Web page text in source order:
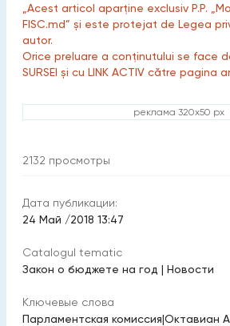
„Acest articol aparține exclusiv P.P.
FISC.md” și este protejat de Legea
autor.
Orice preluare a conținutului se face
SURSEI și cu LINK ACTIV către pagina
реклама 320x50 px
2132 просмотры
Дата публикации:
24 Май /2018 13:47
Catalogul tematic
Закон о бюджете на год | Новости
Ключевые слова
Парламентская комиссия|Октавиан